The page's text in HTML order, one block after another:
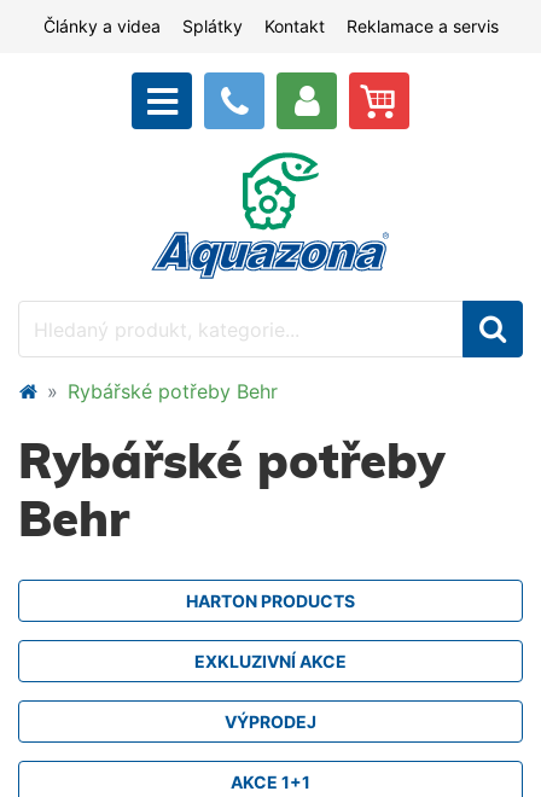
Články a videa Splátky Kontakt Reklamace a servis
Rybářské potřeby Behr
Rybářské potřeby
Behr
HARTON PRODUCTS
EXKLUZIVNÍ AKCE
VÝPRODEJ
AKCE 1+1